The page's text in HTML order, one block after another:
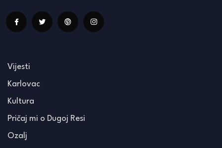
Vijesti
Karlovac
Kultura
Pričaj mi o Dugoj Resi
Ozalj